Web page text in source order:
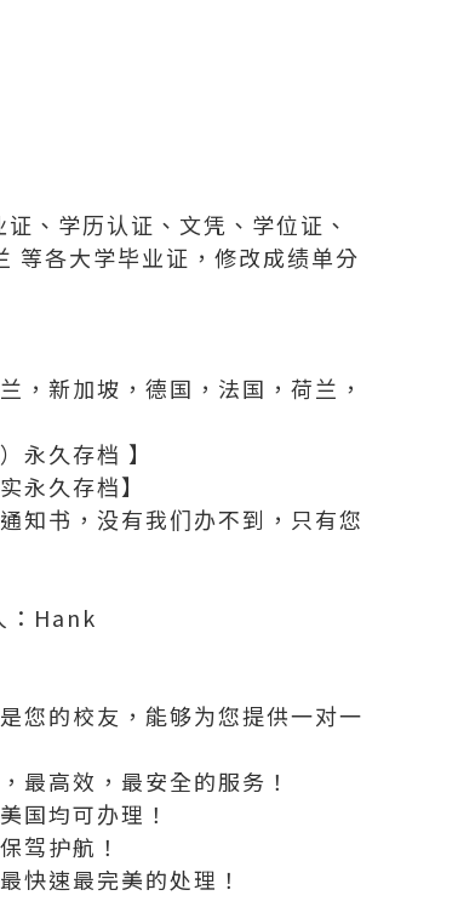
、学历认证、文凭、学位证、
等各大学毕业证，修改成绩单分
，新加坡，德国，法国，荷兰，
永久存档 】
永久存档】
知书，没有我们办不到，只有您
：Hank
您的校友，能够为您提供一对一
最高效，最安全的服务！
国均可办理！
驾护航！
快速最完美的处理！